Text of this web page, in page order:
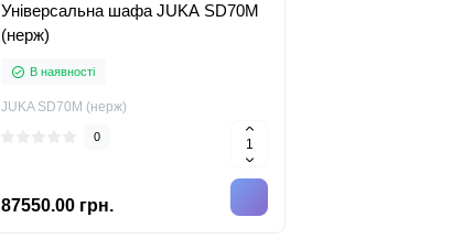
Універсальна шафа JUKA SD70M
(нерж)
В наявності
JUKA SD70M (нерж)
0
87550.00 грн.